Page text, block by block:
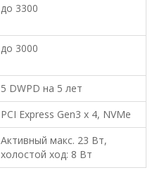
до 3300
до 3000
5 DWPD на 5 лет
PCI Express Gen3 x 4, NVMe
Активный макс. 23 Вт,
холостой ход: 8 Вт